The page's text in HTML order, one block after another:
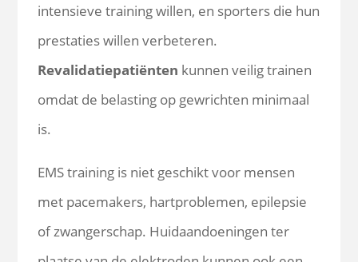
intensieve training willen, en sporters die hun
prestaties willen verbeteren.
Revalidatiepatiënten kunnen veilig trainen
omdat de belasting op gewrichten minimaal
is.
EMS training is niet geschikt voor mensen
met pacemakers, hartproblemen, epilepsie
of zwangerschap. Huidaandoeningen ter